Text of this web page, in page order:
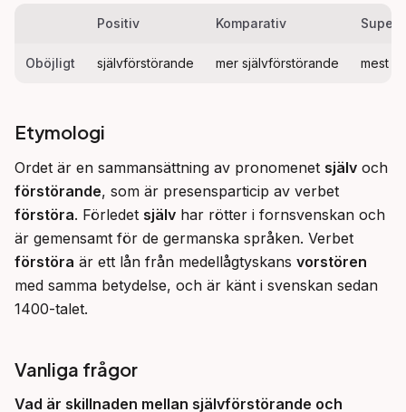
Positiv Komparativ
Oböjligt självförstörande mer självförstörande mest
Etymologi
Ordet är en sammansättning av pronomenet själv
förstörande
förstöra. Förledet själv har rötter i fornsvenskan och
förstöra är ett lån från medellågtyskans vorstören
med samma betydelse, och är känt i svenskan sedan
1400-talet.
Vanliga frågor
Vad är skillnaden mellan självförstörande och